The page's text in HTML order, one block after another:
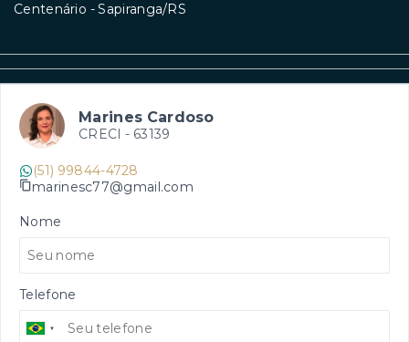
Centenário - Sapiranga/RS
Marines Cardoso
CRECI - 63139
(51) 99844-4728
marinesc77@gmail.com
Nome
Telefone